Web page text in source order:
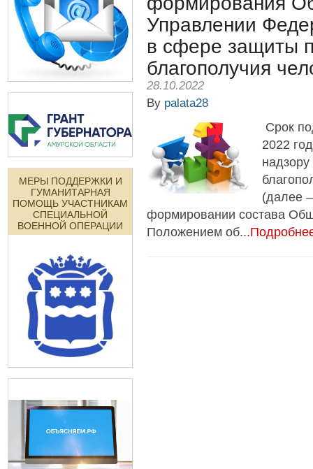
МЕРЫ ПОДДЕРЖКИ И
ГУМАНИТАРНАЯ
ПОМОЩЬ УЧАСТНИКАМ
СПЕЦИАЛЬНОЙ
ВОЕННОЙ ОПЕРАЦИИ
Управлении
в сфере защиты
благополучия
28.10.2022
By palata28
Срок
2022
(далее
формировании состава
Положением об...